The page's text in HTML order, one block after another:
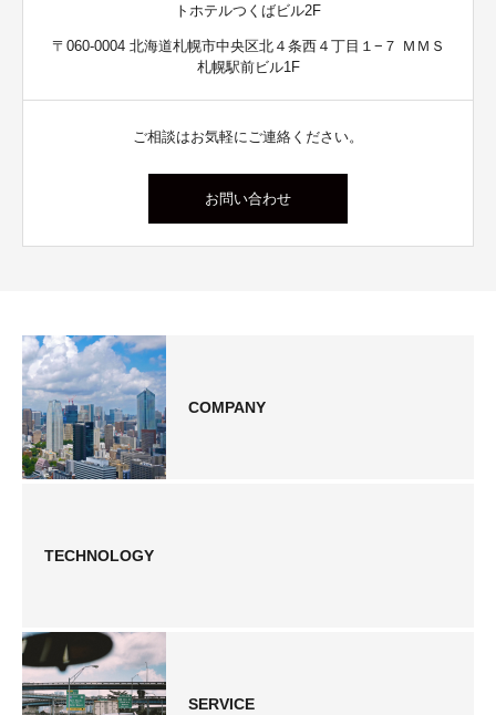
トホテルつくばビル2F
〒060-0004 北海道札幌市中央区北４条西４丁目１−７ ＭＭＳ
札幌駅前ビル1F
ご相談はお気軽にご連絡ください。
お問い合わせ
COMPANY
TECHNOLOGY
SERVICE